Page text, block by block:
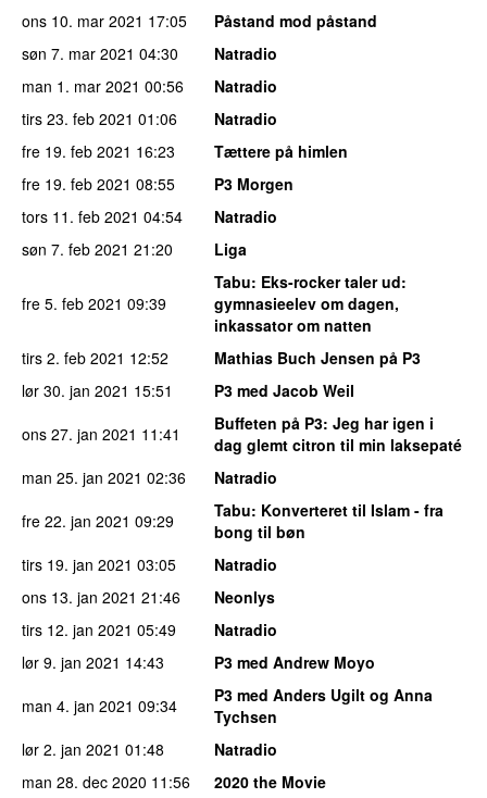
ons 10. mar 2021 17:05
Påstand mod påstand
søn 7. mar 2021 04:30
Natradio
man 1. mar 2021 00:56
Natradio
tirs 23. feb 2021 01:06
Natradio
fre 19. feb 2021 16:23
Tættere på himlen
fre 19. feb 2021 08:55
P3 Morgen
tors 11. feb 2021 04:54
Natradio
søn 7. feb 2021 21:20 Liga
fre 5. feb 2021 09:39
Tabu: Eks-rocker taler ud:
gymnasieelev om dagen,
inkassator om natten
tirs 2. feb 2021 12:52
Mathias Buch Jensen på P3
lør 30. jan 2021 15:51
P3 med Jacob Weil
ons 27. jan 2021 11:41 Buffeten på P3: Jeg har igen i
dag glemt citron til min laksepaté
man 25. jan 2021 02:36
Natradio
fre 22. jan 2021 09:29 Tabu: Konverteret til Islam - fra
bong til bøn
tirs 19. jan 2021 03:05
Natradio
ons 13. jan 2021 21:46
Neonlys
tirs 12. jan 2021 05:49
Natradio
lør 9. jan 2021 14:43
P3 med Andrew Moyo
man 4. jan 2021 09:34
P3 med Anders Ugilt og Anna
Tychsen
lør 2. jan 2021 01:48
Natradio
man 28. dec 2020 11:56
2020 the Movie